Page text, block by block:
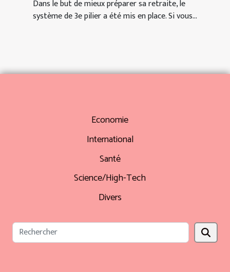
Dans le but de mieux préparer sa retraite, le
système de 3e pilier a été mis en place. Si vous...
Economie
International
Santé
Science/High-Tech
Divers